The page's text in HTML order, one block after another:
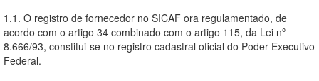
1.1. O registro de fornecedor no SICAF ora regulamentado, de
acordo com o artigo 34 combinado com o artigo 115, da Lei nº
8.666/93, constitui-se no registro cadastral oficial do Poder Executivo
Federal.